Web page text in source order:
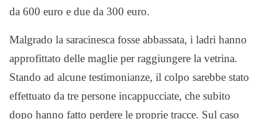
da 600 euro e due da 300 euro.
Malgrado la saracinesca fosse abbassata, i ladri hanno
approfittato delle maglie per raggiungere la vetrina.
Stando ad alcune testimonianze, il colpo sarebbe stato
effettuato da tre persone incappucciate, che subito
dopo hanno fatto perdere le proprie tracce. Sul caso